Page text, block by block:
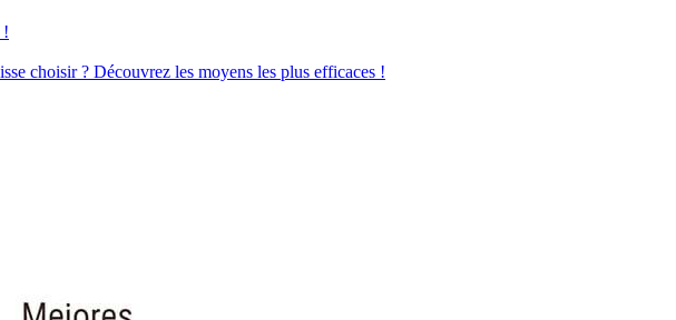
!
choisir ? Découvrez les moyens les plus efficaces !